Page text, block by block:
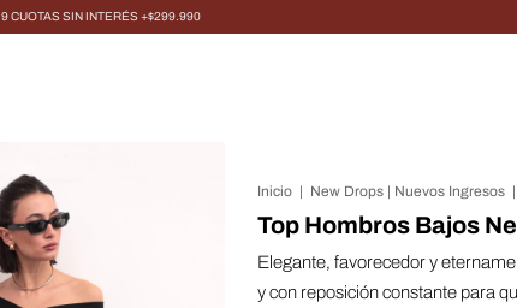
9 CUOTAS SIN INTERÉS +$299.990
Inicio | New Drops | Nuevos Ingresos |
Top Hombros Bajos
Elegante, favorecedor y
y con reposición constante para